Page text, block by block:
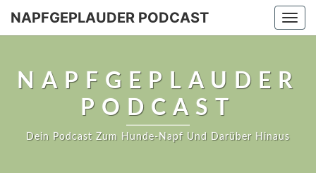
NAPFGEPLAUDER PODCAST
NAPFGEPLAUDER
PODCAST
Dein Podcast Zum Hunde-Napf Und Darüber Hinaus